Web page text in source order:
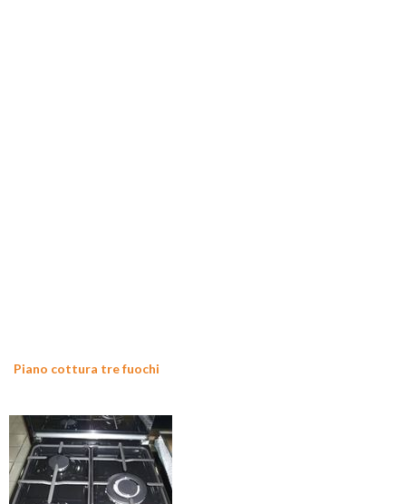
Piano cottura tre fuochi